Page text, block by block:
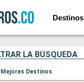
Destinos
LA BÚSQUEDA
Destinos